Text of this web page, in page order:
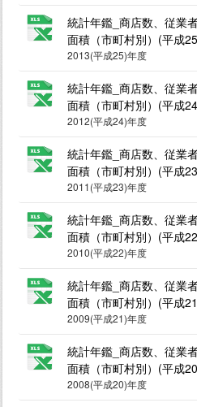
統計年鑑_商店数、従業
面積（市町村別）(平成
2013(平成25)年度
統計年鑑_商店数、従業
面積（市町村別）(平成
2012(平成24)年度
統計年鑑_商店数、従業
面積（市町村別）(平成
2011(平成23)年度
統計年鑑_商店数、従業
面積（市町村別）(平成
2010(平成22)年度
統計年鑑_商店数、従業
面積（市町村別）(平成
2009(平成21)年度
統計年鑑_商店数、従業
面積（市町村別）(平成
2008(平成20)年度